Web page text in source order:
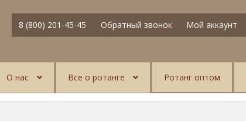
8 (800) 201-45-45 Обратный звонок Мой аккаунт
О нас Все о ротанге Ротанг оптом